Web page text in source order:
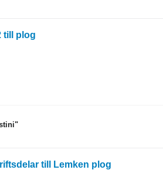
till plog
till Lemken plog